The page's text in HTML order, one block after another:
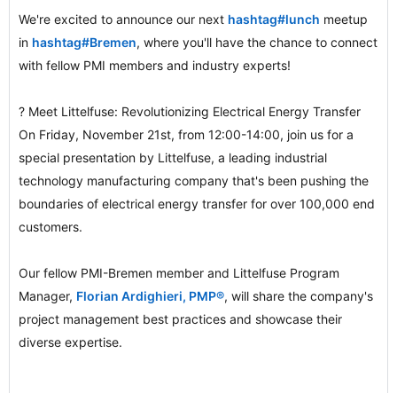
We're excited to announce our next hashtag#lunch meetup
in hashtag#Bremen, where you'll have the chance to connect
with fellow PMI members and industry experts!
? Meet Littelfuse: Revolutionizing Electrical Energy Transfer
On Friday, November 21st, from 12:00-14:00, join us for a
special presentation by Littelfuse, a leading industrial
technology manufacturing company that's been pushing the
boundaries of electrical energy transfer for over 100,000 end
customers.
Our fellow PMI-Bremen member and Littelfuse Program
Manager, Florian Ardighieri, PMP®, will share the company's
project management best practices and showcase their
diverse expertise.